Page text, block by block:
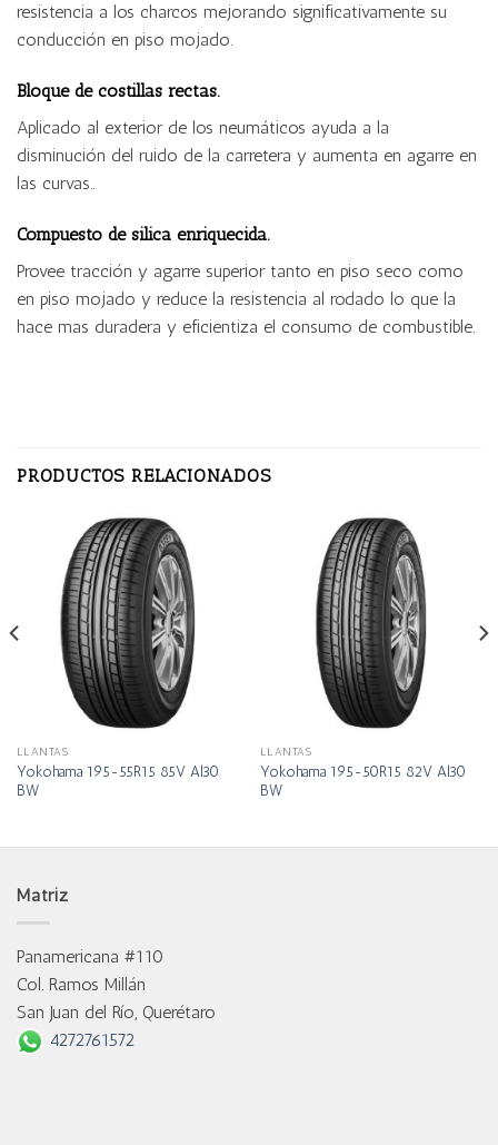
resistencia a los charcos mejorando significativamente su
conducción en piso mojado.
Bloque de costillas rectas.
Aplicado al exterior de los neumáticos ayuda a la
disminución del ruido de la carretera y aumenta en agarre en
las curvas..
Compuesto de silica enriquecida.
Provee tracción y agarre superior tanto en piso seco como
en piso mojado y reduce la resistencia al rodado lo que la
hace mas duradera y eficientiza el consumo de combustible.
PRODUCTOS RELACIONADOS
LLANTAS
Yokohama 195-55R15 85V Al30
BW
LLANTAS
Yokohama 195-50R15 82V Al30
BW
Matriz
Panamericana #110
Col. Ramos Millán
San Juan del Río, Querétaro
4272761572